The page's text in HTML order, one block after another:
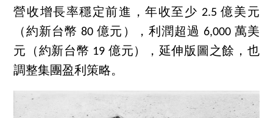
營收增長率穩定前進，年收至少 2.5 億美元
（約新台幣 80 億元），利潤超過 6,000 萬美
元（約新台幣 19 億元），延伸版圖之餘，也
調整集團盈利策略。